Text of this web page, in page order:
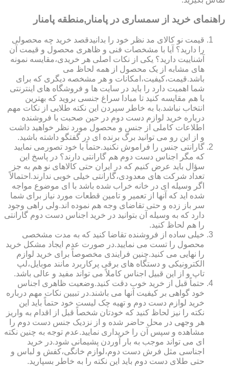
راهنمای خرید از سمساری در پامنار,منطقه پامنار
قیمت نو کالای مد نظر خود را بدانیدقصد خرید چه محصولی
را دارید؟ آیا با مشخصات فنی و ظاهری محصول و قیمت آن
آشناییت دارید؟ یکی از نکات اصلی هر خریدی،مقایسه نمونه
های مشابه از یک محصول از همه لحاظ می
باشد.قیمت،کیفیت،امکانات و هر مشخصه دیگری که برای
شما اهمیت دارد را باید در سایت ها و فروشگاه های اینترنتی
با هم مقایسه کنید تا مبادا سراغ جنسی بروید که بهترین
انتخاب نباشد.با به خاطر سپردن این نکته طلایی از نکات مهم
درباره خرید لوازم دست دوم در حین صحبت با فروشنده
اطلاعات کاملی از جنس و محصول مورد نظر خواهید داشت
و از این رو می توانید برگ برنده ای در گفتگو داشته باشید.
گارانتی جنس را فراموش نکنید.حتماً با خود تصورمی نمایید
که مگر اجناس دست دوم هم گارانتی دارند؟ در پاسخ این
سؤال باید عرض کنیم که در ایران حتی کالاهای نو هم به جز
تعداد شرکت های معدودی،گارانتی خیلی خوبی ندارند.احتمالاً
اگر وسیله ای در خانه خراب شده باشد با ای موضوع مواجه
شده اید که آنها از تعمیر و تامین قطعات مورد نیاز برای شما
سر باز زده و حتی تقاضای وجه هم نموده اند.ولی راهی وجود
دارد که به وسیله آن بتوانید در خرید اجناس دست دوم گارانتی
را هم لحاظ کنید.
خیلی ساده از فروشنده تقاضا کنید که به مدت مشخصی
محصول را تست می نمایید.در صورت عدم ایجاد مشکل خرید
را نهایی می کنید.چنین فرایندی مخصوصاً برای خرید لوازم
الکترونیکی و دستگاه های برقی پرکاربرد مانند موبایل،لپ
تاپ و از این قبیل اجناس کاملاً می تواند مفید و عالی باشد.
حتماً قبل از خرید خوب دقت کنید.وضعیت ظاهری اجناس
خود گواهی بر کیفیت آنها می باشند.در تبیین نکات مهم درباره
خرید لوازم دست دوم و تهیه چک لیست خود حتماً باید این
نکته را نیز لحاظ کنید که خودتان شخصاً قبل از اقدام به واریز
هر وجهی در محل حاضر شده و از نزدیک جنس دست دوم را
مشاهده و سپس آن را خریداری نمایید.عدم توجه به چنین نکته
ای می تواند موجب به بار آوردن پشیمانی شود.در خرید
اجناسی مثل فرش دست دوم،لوازم خانگی،کفش و لباس و
حتی طلای دست دوم باید این نکته را به خاطر بسپارید.